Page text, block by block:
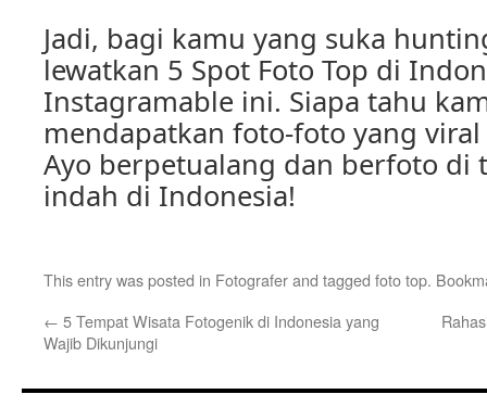
Jadi, bagi kamu yang suka
lewatkan 5 Spot Foto Top di
Instagramable ini. Siapa tahu
mendapatkan foto-foto yang
Ayo berpetualang dan berfoto di
indah di Indonesia!
This entry was posted in Fotograferand tagged foto top.
← 5 Tempat Wisata Fotogenik di Indonesia yang
Wajib Dikunjungi